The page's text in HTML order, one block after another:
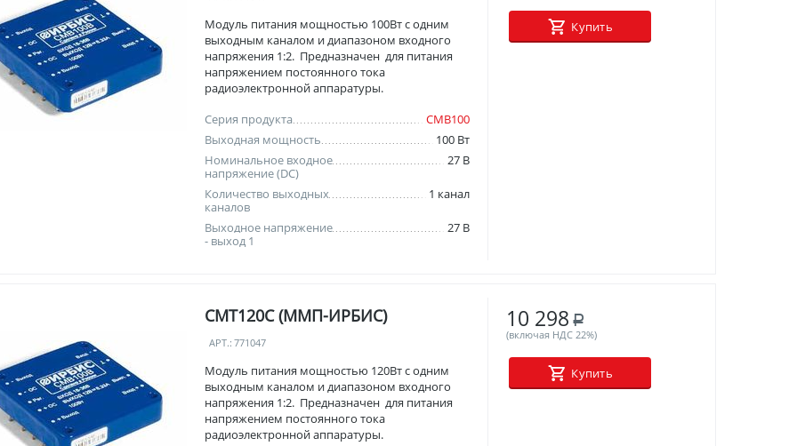
Модуль питания мощностью 100Вт с одним
выходным каналом и диапазоном входного
напряжения 1:2. Предназначен для питания
напряжением постоянного тока
радиоэлектронной аппаратуры.
Серия продукта
СМВ100
Выходная мощность
100 Вт
Номинальное входное
напряжение (DC)
27 В
Количество выходных
каналов
1 канал
Выходное напряжение
- выход 1
27 В
Купить
СМТ120С (ММП-ИРБИС)
АРТ.: 771047
Модуль питания мощностью 120Вт с одним
выходным каналом и диапазоном входного
напряжения 1:2. Предназначен для питания
напряжением постоянного тока
радиоэлектронной аппаратуры.
10 298 Р
(включая НДС 22%)
Купить